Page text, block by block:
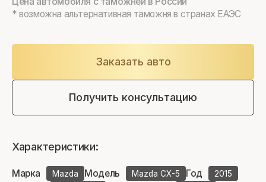
* возможна альтернативная таможня в странах ЕАЭС
Заказать авто
Получить консультацию
Характеристики:
Марка Mazda Модель Mazda CX-5 Год 2015